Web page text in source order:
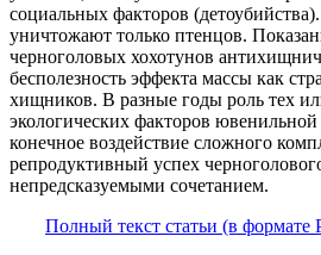
социальных факторов
уничтожают только птенцов.
черноголовых хохотунов
бесполезность эффекта массы как
хищников. В разные годы роль тех
экологических факторов ювенильной
конечное воздействие сложного
репродуктивный успех
непредсказуемыми сочетанием.
Полный текст статьи (в формате